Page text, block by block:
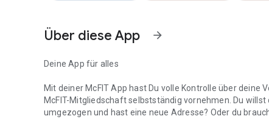
Über diese App arrow_forward
Deine App für alles
Mit deiner McFIT App hast Du volle Kontrolle über
McFIT-Mitgliedschaft selbstständig vornehmen. Du
umgezogen und hast eine neue Adresse? Oder du